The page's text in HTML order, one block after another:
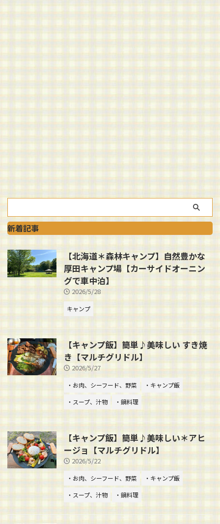
新着記事
【北海道＊森林キャンプ】自然豊かな
厚田キャンプ場【カーサイドオーニン
グで車中泊】
2026/5/28
キャンプ
【キャンプ飯】簡単♪美味しい すき焼
き【マルチグリドル】
2026/5/27
・お肉、シーフード、野菜
・キャンプ飯
・スープ、汁物
・鍋料理
【キャンプ飯】簡単♪美味しい＊アヒ
ージョ【マルチグリドル】
2026/5/22
・お肉、シーフード、野菜
・キャンプ飯
・スープ、汁物
・鍋料理